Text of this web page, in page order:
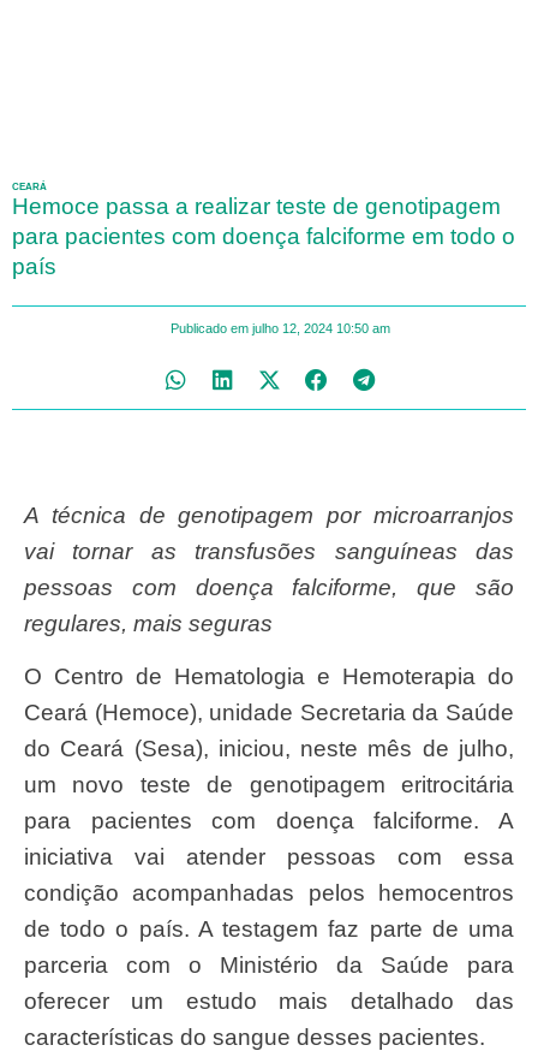
CEARÁ
Hemoce passa a realizar teste de genotipagem
para pacientes com doença falciforme em todo o
país
Publicado em julho 12, 2024 10:50 am
A técnica de genotipagem por microarranjos
vai tornar as transfusões sanguíneas das
pessoas com doença falciforme, que são
regulares, mais seguras
O Centro de Hematologia e Hemoterapia do
Ceará (Hemoce), unidade Secretaria da Saúde
do Ceará (Sesa), iniciou, neste mês de julho,
um novo teste de genotipagem eritrocitária
para pacientes com doença falciforme. A
iniciativa vai atender pessoas com essa
condição acompanhadas pelos hemocentros
de todo o país. A testagem faz parte de uma
parceria com o Ministério da Saúde para
oferecer um estudo mais detalhado das
características do sangue desses pacientes.